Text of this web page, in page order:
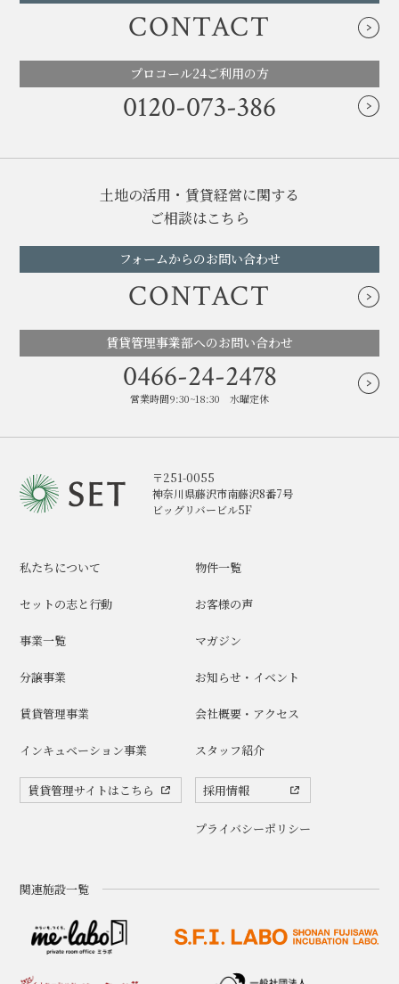
CONTACT
プロコール24ご利用の方
0120-073-386
土地の活用・賃貸経営に関する
ご相談はこちら
フォームからのお問い合わせ
CONTACT
賃貸管理事業部へのお問い合わせ
0466-24-2478
営業時間9:30~18:30 水曜定休
〒251-0055
神奈川県藤沢市南藤沢8番7号
ビッグリバービル5F
私たちについて
セットの志と行動
事業一覧
分譲事業
賃貸管理事業
インキュベーション事業
賃貸管理サイトはこちら
物件一覧
お客様の声
マガジン
お知らせ・イベント
会社概要・アクセス
スタッフ紹介
採用情報
プライバシーポリシー
関連施設一覧